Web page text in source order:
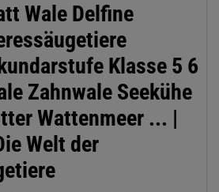
Wale Delfine
Klasse 5 6
Zahnwale Seekühe
Wattenmeer ... |
Welt der